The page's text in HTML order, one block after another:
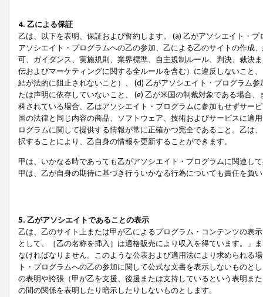
4. 乙による保証
乙は、以下を表明、保証および誓約します。 (a) 乙がアソシエイト・
アソシエイト・プログラムへの乙の参加、乙による乙のサイトの作成
可、ガイダンス、実施規則、業界標準、自主規制ルール、判決、裁決
伝およびマーケティングに関する全ルールを含む）に違反しないこと
結が法的に阻止されないこと）、 (d) 乙がアソシエイト・プログラム
たは声明に依存していないこと、 (e) 乙が米国の制裁対象である場合
科されている場合、乙はアソシエイト・プログラムに参加もせずサー
国の法律と同じ内容の商品、ソフトウェア、技術およびサービスに適
ログラムに関して提供する情報が常に正確かつ完全であること。乙は
択することにより、乙自身の情報を更新することができます。
甲は、いかなる時であっても乙がアソシエイト・プログラムに関連し
甲は、乙が自身の期待に基づき行ういかなる行為についても責任を負
5. 乙がアソシエイトであることの表示
乙は、乙のサイト上または甲が乙によるプログラム・コンテンツの表
として、［乙の名称を挿入］は適格販売により収入を得ています。」
なければなりません。このような公表および適用法により求められる
ト・プログラムへの乙の参加に関して公式な文書を表示しないもの
の表明や誇張（甲が乙を支援、後援または支持しているという表明ま
の間の関係を表明したり暗示したりしないものとします。